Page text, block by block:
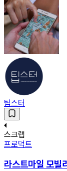
팁스터
스크랩
프로덕트
라스트마일 모빌